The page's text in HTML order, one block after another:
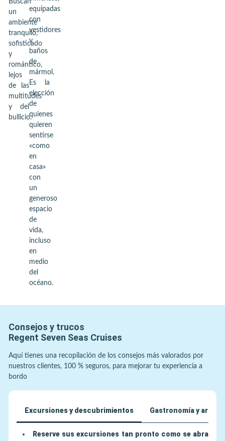
Buscan
un
ambiente
tranquilo,
sofisticado
y
romántico,
lejos
de las
multitudes
y del
bullicio.
equipadas
con
vestidores
y
baños
de
mármol.
Es la
elección
de
quienes
quieren
sentirse
«como
en
casa»
con
un
generoso
espacio
de
vida,
incluso
en
medio
del
océano.
Consejos y trucos
Regent Seven Seas Cruises
Aquí tienes una recopilación de los consejos más valorados por
nuestros clientes, 100 % seguros, para mejorar tu experiencia a
bordo
Excursiones y descubrimientos Gastronomía y arte
Reserve sus excursiones tan pronto como se abra